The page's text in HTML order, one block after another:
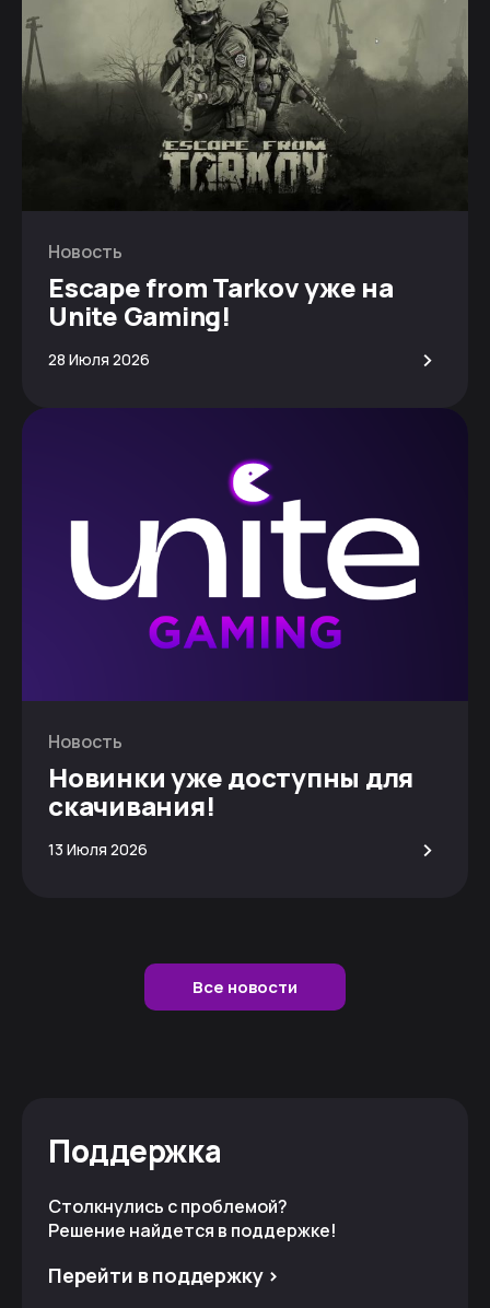
Новость
Escape from Tarkov уже на
Unite Gaming!
28 Июля 2026 >
Новость
Новинки уже доступны для
скачивания!
13 Июля 2026 >
Все новости
Поддержка
Столкнулись с проблемой?
Решение найдется в поддержке!
Перейти в поддержку >